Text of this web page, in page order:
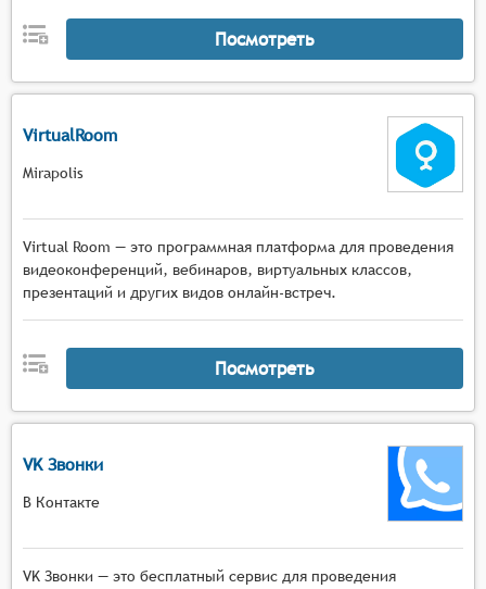
Посмотреть
VirtualRoom
Mirapolis
Virtual Room — это программная платформа для проведения
видеоконференций, вебинаров, виртуальных классов,
презентаций и других видов онлайн-встреч.
Посмотреть
VK Звонки
В Контакте
VK Звонки — это бесплатный сервис для проведения